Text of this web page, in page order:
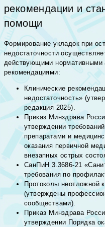
рекомендации и
помощи
Формирование укладок при
недостаточности
действующими нормативными
рекомендациями:
Клинические
недостаточность»
редакция 2025).
Приказ Минздрава
утверждении
препаратами и
оказания первичной
внезапных острых
СанПиН 3.3686-21
требования по
Протоколы неотложной
(утверждены
сообществами).
Приказ Минздрава
утверждении Порядка